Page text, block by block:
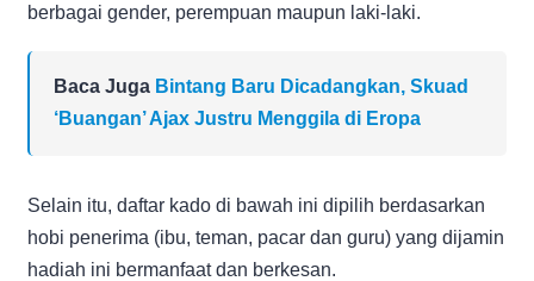
berbagai gender, perempuan maupun laki-laki.
Baca Juga Bintang Baru Dicadangkan, Skuad
‘Buangan’ Ajax Justru Menggila di Eropa
Selain itu, daftar kado di bawah ini dipilih berdasarkan
hobi penerima (ibu, teman, pacar dan guru) yang dijamin
hadiah ini bermanfaat dan berkesan.